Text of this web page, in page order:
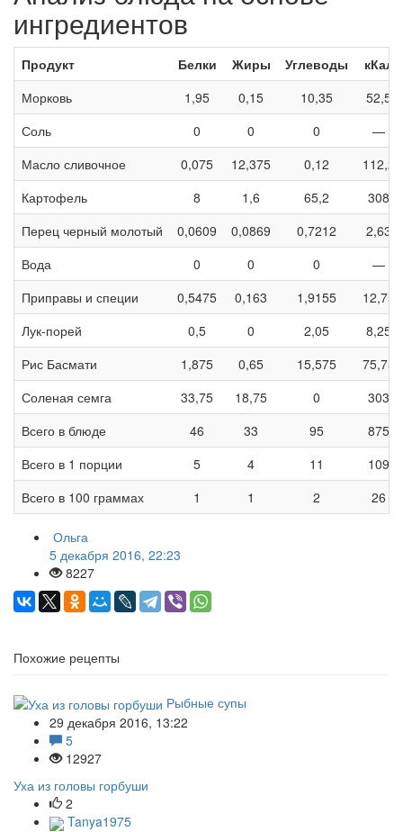
ингредиентов
Продукт Белки Жиры Углеводы
кКал
Морковь
1,95 0,15 10,35
52,5
Соль
0 0 0
—
Масло сливочное
0,075 12,375 0,12
112,2
Картофель
8 1,6 65,2
308
Перец черный молотый
0,0609 0,0869 0,7212
2,63
Вода
0 0 0
—
Приправы и специи
0,5475 0,163 1,9155
12,75
Лук-порей
0,5 0 2,05
8,25
Рис Басмати
1,875 0,65 15,575
75,75
Соленая семга
33,75 18,75 0
303
Всего в блюде
46 33 95
875
Всего в 1 порции
5 4 11
109
Всего в 100 граммах
1 1 2 26
Ольга
5 декабря 2016, 22:23
8227
Похожие рецепты
Рыбные супы
29 декабря 2016, 13:22
5
12927
Уха из головы горбуши
2
Tanya1975